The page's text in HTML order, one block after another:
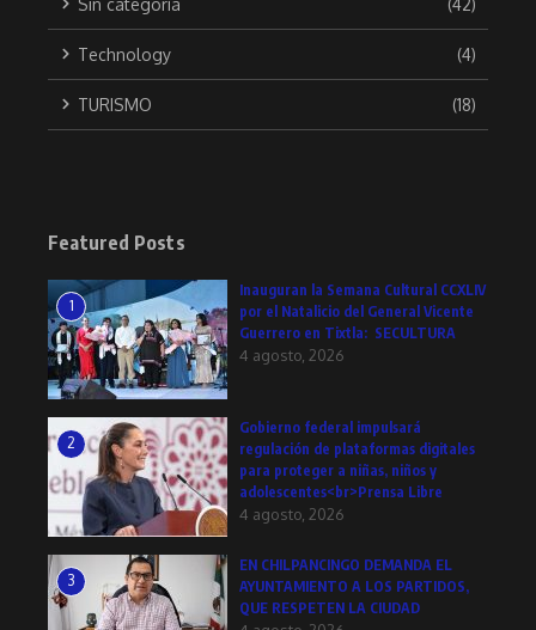
Technology (4)
TURISMO (18)
Featured Posts
1
Inauguran la Semana Cultural CCXLIV
por el Natalicio del General Vicente
Guerrero en Tixtla: SECULTURA
4 agosto, 2026
2
Gobierno federal impulsará
regulación de plataformas digitales
para proteger a niñas, niños y
adolescentes<br>Prensa Libre
4 agosto, 2026
3
EN CHILPANCINGO DEMANDA EL
AYUNTAMIENTO A LOS PARTIDOS,
QUE RESPETEN LA CIUDAD